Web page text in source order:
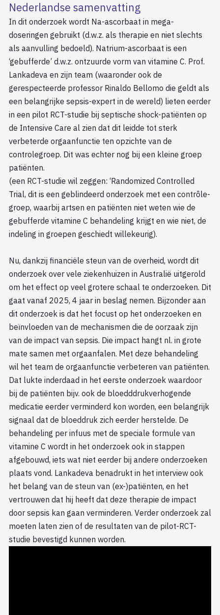
Nederlandse samenvatting
In dit onderzoek wordt Na-ascorbaat in mega-
doseringen gebruikt (d.w.z. als therapie en niet slechts
als aanvulling bedoeld). Natrium-ascorbaat is een
‘gebufferde’ d.w.z. ontzuurde vorm van vitamine C. Prof.
Lankadeva en zijn team (waaronder ook de
gerespecteerde professor Rinaldo Bellomo die geldt als
een belangrijke sepsis-expert in de wereld) lieten eerder
in een pilot RCT-studie bij septische shock-patiënten op
de Intensive Care al zien dat dit leidde tot sterk
verbeterde orgaanfunctie ten opzichte van de
controlegroep. Dit was echter nog bij een kleine groep
patiënten.
(een RCT-studie wil zeggen: ‘Randomized Controlled
Trial, dit is een geblindeerd onderzoek met een contrôle-
groep, waarbij artsen en patiënten niet weten wie de
gebufferde vitamine C behandeling krijgt en wie niet, de
indeling in groepen geschiedt willekeurig).
Nu, dankzij financiële steun van de overheid, wordt dit
onderzoek over vele ziekenhuizen in Australië uitgerold
om het effect op veel grotere schaal te onderzoeken. Dit
gaat vanaf 2025, 4 jaar in beslag nemen. Bijzonder aan
dit onderzoek is dat het focust op het onderzoeken en
beïnvloeden van de mechanismen die de oorzaak zijn
van de impact van sepsis. Die impact hangt nl. in grote
mate samen met orgaanfalen. Met deze behandeling
wil het team de orgaanfunctie verbeteren van patiënten.
Dat lukte inderdaad in het eerste onderzoek waardoor
bij de patiënten bijv. ook de bloedddrukverhogende
medicatie eerder verminderd kon worden, een belangrijk
signaal dat de bloeddruk zich eerder herstelde. De
behandeling per infuus met de speciale formule van
vitamine C wordt in het onderzoek ook in stappen
afgebouwd, iets wat niet eerder bij andere onderzoeken
plaats vond. Lankadeva benadrukt in het interview ook
het belang van de steun van (ex-)patiënten, en het
vertrouwen dat hij heeft dat deze therapie de impact
door sepsis kan gaan verminderen. Verder onderzoek zal
moeten laten zien of de resultaten van de pilot-RCT-
studie bevestigd kunnen worden.